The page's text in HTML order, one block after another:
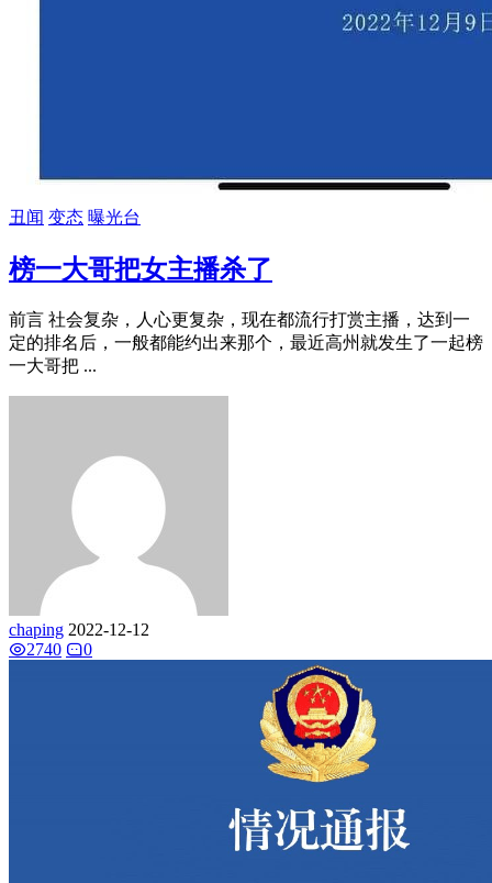
丑闻 变态 曝光台
榜一大哥把女主播杀了
前言 社会复杂，人心更复杂，现在都流行打赏主播，达到一
定的排名后，一般都能约出来那个，最近高州就发生了一起榜
一大哥把 ...
chaping 2022-12-12
2740
0